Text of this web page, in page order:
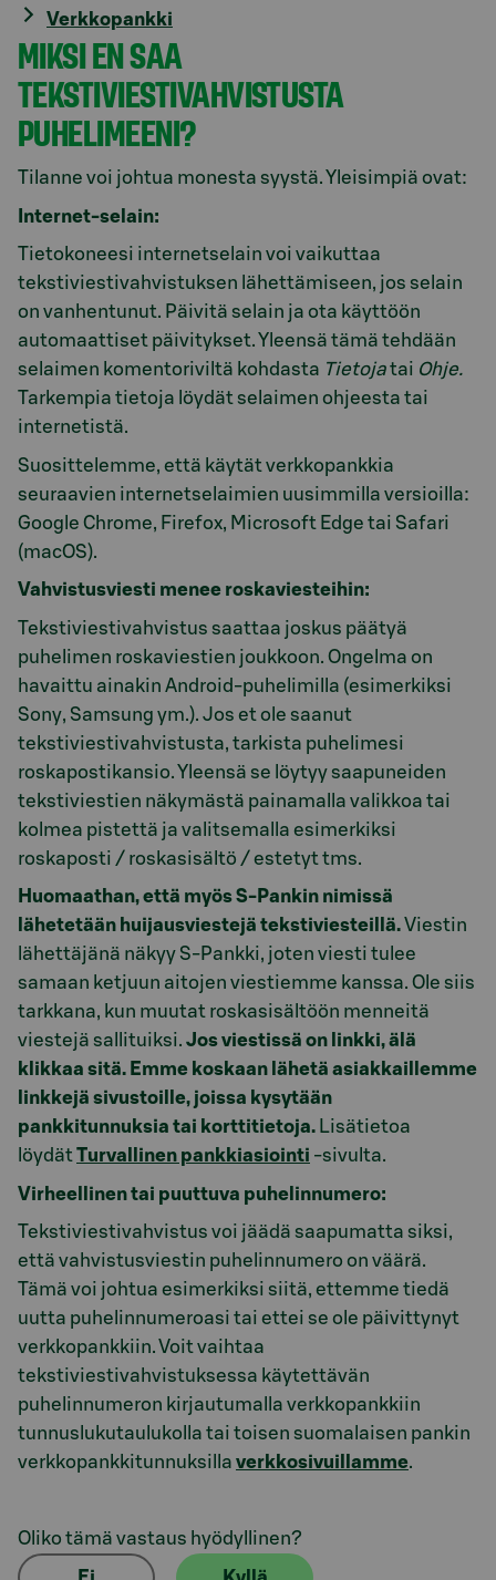
Verkkopankki
MIKSI EN SAA
TEKSTIVIESTIVAHVISTUSTA
PUHELIMEENI?
Tilanne voi johtua monesta syystä. Yleisimpiä ovat:
Internet-selain:
Tietokoneesi internetselain voi vaikuttaa
tekstiviestivahvistuksen lähettämiseen, jos selain
on vanhentunut. Päivitä selain ja ota käyttöön
automaattiset päivitykset. Yleensä tämä tehdään
selaimen komentoriviltä kohdasta Tietojatai Ohje.
Tarkempia tietoja löydät selaimen ohjeesta tai
internetistä.
Suosittelemme, että käytät verkkopankkia
seuraavien internetselaimien uusimmilla versioilla:
Google Chrome, Firefox, Microsoft Edge tai Safari
(macOS).
Vahvistusviesti menee roskaviesteihin:
Tekstiviestivahvistus saattaa joskus päätyä
puhelimen roskaviestien joukkoon. Ongelma on
havaittu ainakin Android-puhelimilla (esimerkiksi
Sony, Samsung ym.). Jos et ole saanut
tekstiviestivahvistusta, tarkista puhelimesi
roskapostikansio. Yleensä se löytyy saapuneiden
tekstiviestien näkymästä painamalla valikkoa tai
kolmea pistettä ja valitsemalla esimerkiksi
roskaposti / roskasisältö / estetyt tms.
Huomaathan, että myös S-Pankin nimissä
lähetetään huijausviestejä tekstiviesteillä.Viestin
lähettäjänä näkyy S-Pankki, joten viesti tulee
samaan ketjuun aitojen viestiemme kanssa. Ole siis
tarkkana, kun muutat roskasisältöön menneitä
viestejä sallituiksi. Jos viestissä on linkki, älä
klikkaa sitä. Emme koskaan lähetä asiakkaillemme
linkkejä sivustoille, joissa kysytään
pankkitunnuksia tai korttitietoja. Lisätietoa
löydät Turvallinen pankkiasiointi -sivulta.
Virheellinen tai puuttuva puhelinnumero:
Tekstiviestivahvistus voi jäädä saapumatta siksi,
että vahvistusviestin puhelinnumero on väärä.
Tämä voi johtua esimerkiksi siitä, ettemme tiedä
uutta puhelinnumeroasi tai ettei se ole päivittynyt
verkkopankkiin. Voit vaihtaa
tekstiviestivahvistuksessa käytettävän
puhelinnumeron kirjautumalla verkkopankkiin
tunnuslukutaulukolla tai toisen suomalaisen pankin
verkkopankkitunnuksilla verkkosivuillamme.
Oliko tämä vastaus hyödyllinen?